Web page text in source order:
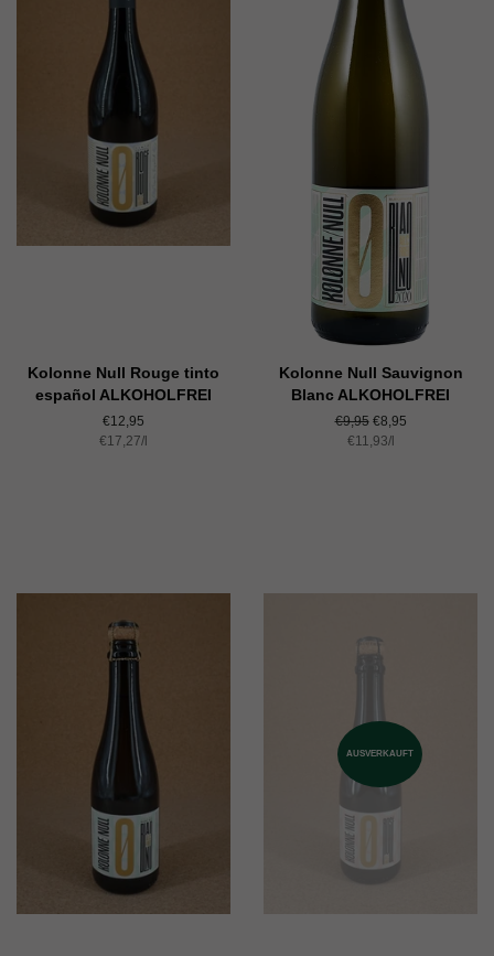
Kolonne Null Rouge tinto
español ALKOHOLFREI
Normaler
Preis
€12,95
Einzelpreis
€17,27/
Kolonne Null Sauvignon
Blanc ALKOHOLFREI
Normaler
Preis
€9,95 Sonderpreis
€8,95
Einzelpreis
€11,93/pro
l
AUSVERKAUFT